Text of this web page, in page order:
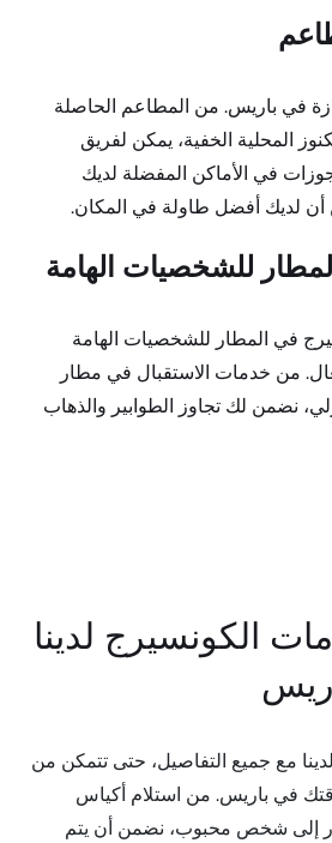
في باريس. من المطاعم الحاصلة
المحلية الخفية، يمكن لفريق
في الأماكن المفضلة لديك
أن لديك أفضل طاولة في المكان.
في المطار للشخصيات الهامة
من خدمات الاستقبال في مطار
نضمن لك تجاوز الطوابير والذهاب
الكونسيرج لدينا
مع جميع التفاصيل، حتى تتمكن من
في باريس. من استلام أكياس
إلى شخص محبوب، نضمن أن يتم